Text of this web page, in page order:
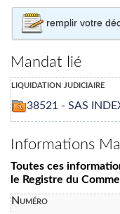
remplir votre
Mandat lié
liquidation judiciaire
38521 - SAS
Informations
Toutes ces
le Registre du
Numéro